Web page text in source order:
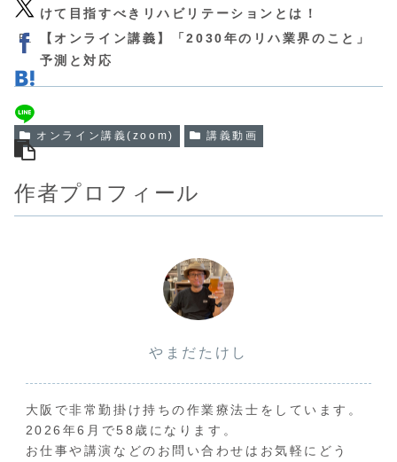
けて目指すべきリハビリテーションとは！
【オンライン講義】「2030年のリハ業界のこと」
予測と対応
オンライン講義(zoom) 講義動画
作者プロフィール
やまだたけし
大阪で非常勤掛け持ちの作業療法士をしています。
2026年6月で58歳になります。
お仕事や講演などのお問い合わせはお気軽にどう